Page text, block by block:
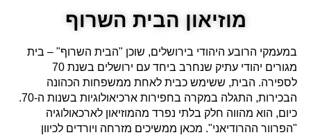
מוזיאון הבית השרוף
במעמקי הרובע היהודי בירושלים, שוכן "הבית השרוף" – בית
מגורים יהודי עתיק שנחרב ביחד עם ירושלים בשנת 70
לספירה. הבית, ששימש כבית לאחת ממשפחות הכהונה
הבכירות, התגלה במקרה בחפירות ארכיאולוגיות בשנות ה-70.
כיום, הוא מהווה חלק בלתי נפרד מהמוזיאון לארכאולוגיה
"הפרוור ההרודיאני". מכאן ממשיכים מזרחה ויורדים לכיוון